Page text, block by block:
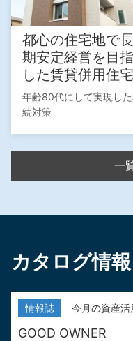
都心の住宅地で長
期安定経営を目指
した賃貸併用住宅
年齢80代にして実現し
続対策
一
カタログ情報
情報誌 今月の資産活
GOOD OWNER